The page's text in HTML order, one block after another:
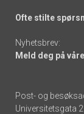
Ofte stilte
Nyhetsbrev:
Meld deg på
Post- og
Universitetsgata